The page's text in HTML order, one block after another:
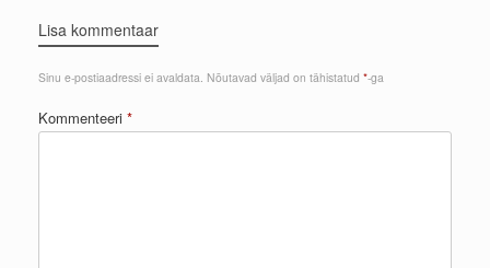
Lisa kommentaar
Sinu e-postiaadressi ei avaldata. Nõutavad väljad on tähistatud *-ga
Kommenteeri *